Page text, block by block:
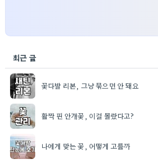
최근 글
꽃다발 리본, 그냥 묶으면 안 돼요
활짝 핀 안개꽃, 이걸 몰랐다고?
나에게 맞는 꽃, 어떻게 고를까